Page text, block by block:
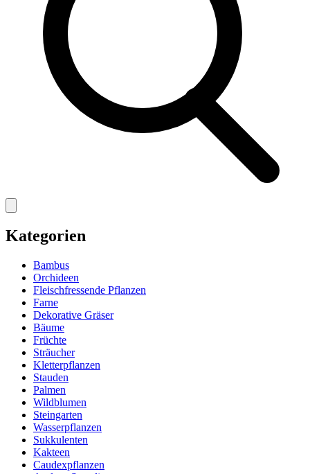
Kategorien
Bambus
Orchideen
Fleischfressende Pflanzen
Farne
Dekorative Gräser
Bäume
Früchte
Sträucher
Kletterpflanzen
Stauden
Palmen
Wildblumen
Steingarten
Wasserpflanzen
Sukkulenten
Kakteen
Caudexpflanzen